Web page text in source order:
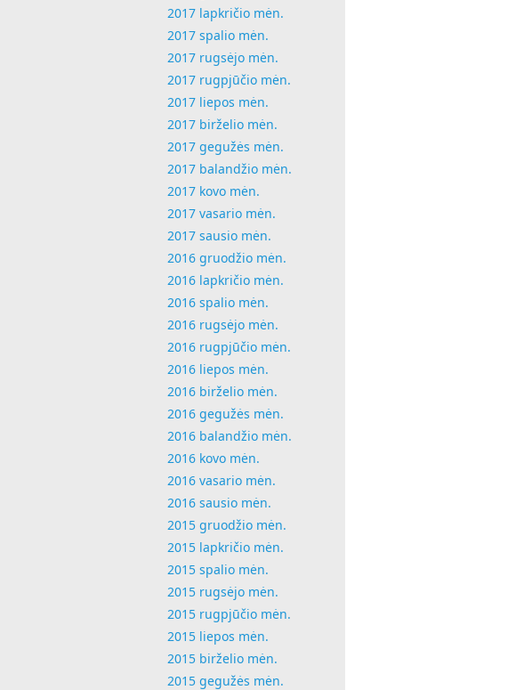
2017 lapkričio mėn.
2017 spalio mėn.
2017 rugsėjo mėn.
2017 rugpjūčio mėn.
2017 liepos mėn.
2017 birželio mėn.
2017 gegužės mėn.
2017 balandžio mėn.
2017 kovo mėn.
2017 vasario mėn.
2017 sausio mėn.
2016 gruodžio mėn.
2016 lapkričio mėn.
2016 spalio mėn.
2016 rugsėjo mėn.
2016 rugpjūčio mėn.
2016 liepos mėn.
2016 birželio mėn.
2016 gegužės mėn.
2016 balandžio mėn.
2016 kovo mėn.
2016 vasario mėn.
2016 sausio mėn.
2015 gruodžio mėn.
2015 lapkričio mėn.
2015 spalio mėn.
2015 rugsėjo mėn.
2015 rugpjūčio mėn.
2015 liepos mėn.
2015 birželio mėn.
2015 gegužės mėn.